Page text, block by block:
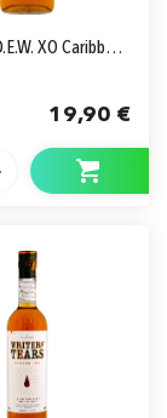
Tullamore D.E.W. XO Caribbean Rum Cask Finish
19,90 €